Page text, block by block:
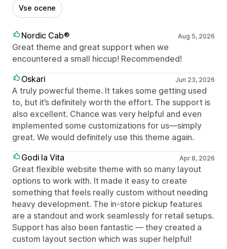
Vse ocene
Nordic Cab® Aug 5, 2026
Great theme and great support when we
encountered a small hiccup! Recommended!
Oskari
Jun 23, 2026
A truly powerful theme. It takes some getting used
to, but it’s definitely worth the effort. The support is
also excellent. Chance was very helpful and even
implemented some customizations for us—simply
great. We would definitely use this theme again.
Godi la Vita
Apr 8, 2026
Great flexible website theme with so many layout
options to work with. It made it easy to create
something that feels really custom without needing
heavy development. The in-store pickup features
are a standout and work seamlessly for retail setups.
Support has also been fantastic — they created a
custom layout section which was super helpful!